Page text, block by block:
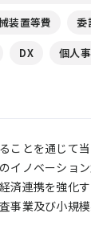
装置等費 委
DX 個人
ことを通じて
イノベーショ
済連携を強化
事業及び小規